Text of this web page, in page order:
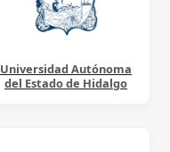
Universidad Autónoma
del Estado de Hidalgo